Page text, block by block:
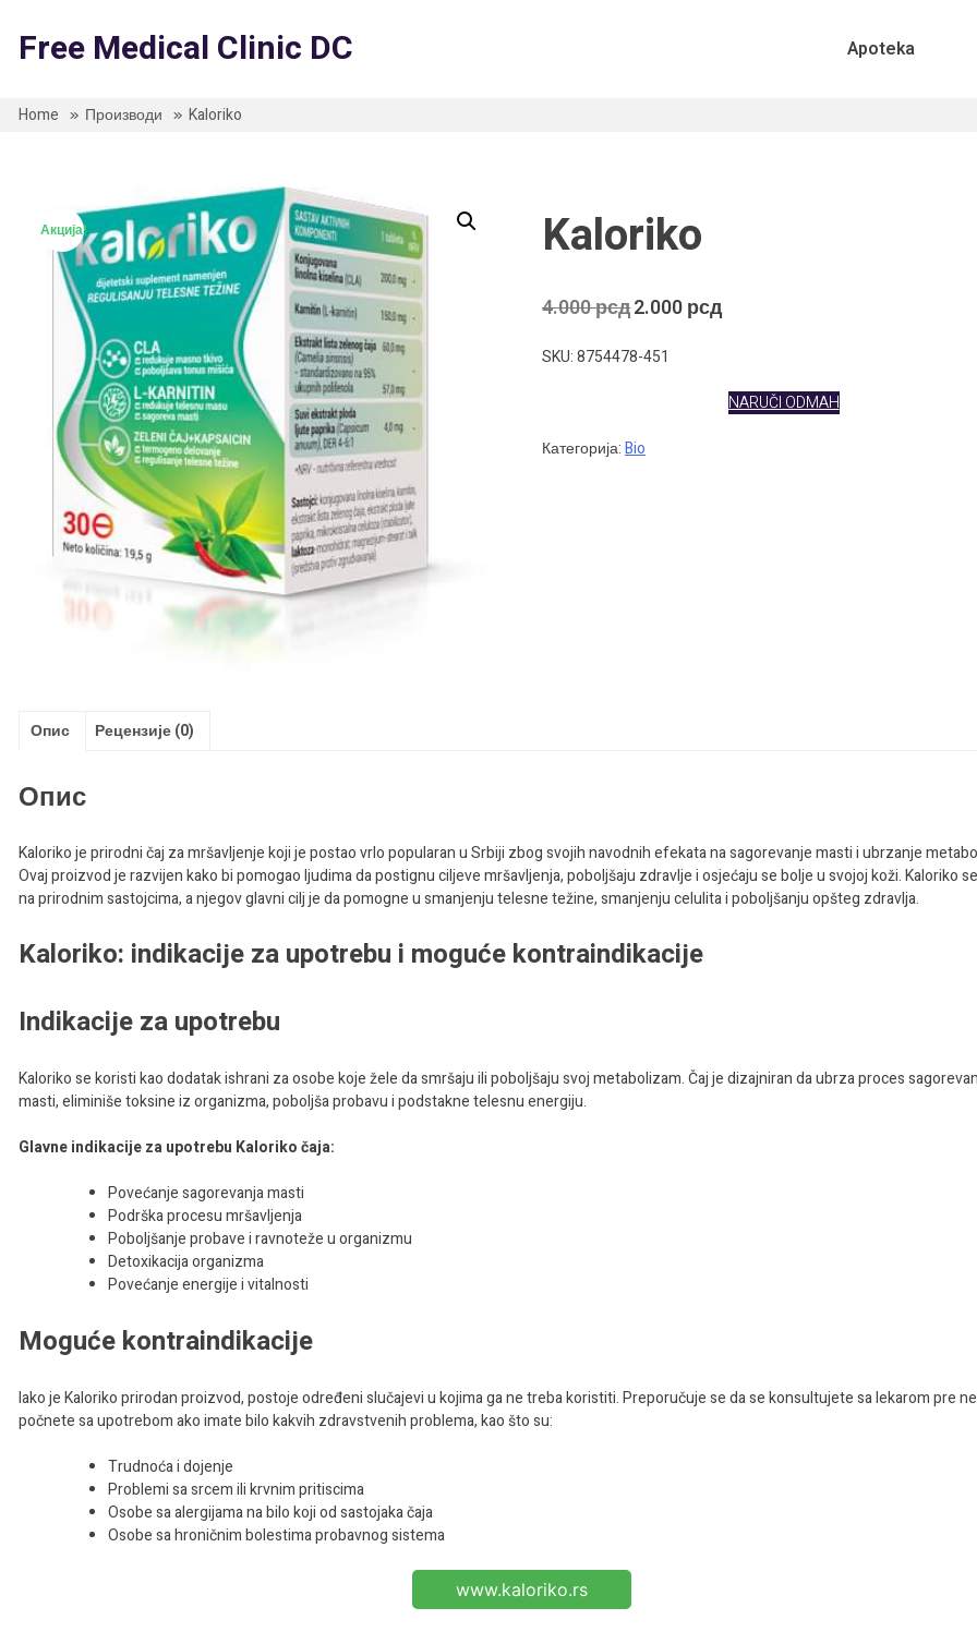
content
Free Medical Clinic DC Apoteka
Home Производи Kaloriko
Акција! Kaloriko
4.000рсдОригинална
је
2.000рсд
цена
SKU: 8754478-451
NARUČI ODMAH
Категорија:Bio
Опис Рецензије (0)
Опис
Kaloriko je prirodni čaj za mršavljenje koji je postao vrlo popularan u Srbiji zbog svojih navodnih efekata na sagorevanje masti i ubrzanje
Ovaj proizvod je razvijen kako bi pomogao ljudima da postignu ciljeve mršavljenja, poboljšaju zdravlje i osjećaju se bolje u svojoj koži. Kaloriko
na prirodnim sastojcima, a njegov glavni cilj je da pomogne u smanjenju telesne težine, smanjenju celulita i poboljšanju opšteg zdravlja.
Kaloriko: indikacije za upotrebu i moguće kontraindikacije
Indikacije za upotrebu
Kaloriko se koristi kao dodatak ishrani za osobe koje žele da smršaju ili poboljšaju svoj metabolizam. Čaj je dizajniran da ubrza proces
masti, eliminiše toksine iz organizma, poboljša probavu i podstakne telesnu energiju.
Glavne indikacije za upotrebu Kaloriko čaja:
Povećanje sagorevanja masti
Podrška procesu mršavljenja
Poboljšanje probave i ravnoteže u organizmu
Detoxikacija organizma
Povećanje energije i vitalnosti
Moguće kontraindikacije
Iako je Kaloriko prirodan proizvod, postoje određeni slučajevi u kojima ga ne treba koristiti. Preporučuje se da se konsultujete sa lekarom pre
počnete sa upotrebom ako imate bilo kakvih zdravstvenih problema, kao što su:
Trudnoća i dojenje
Problemi sa srcem ili krvnim pritiscima
Osobe sa alergijama na bilo koji od sastojaka čaja
Osobe sa hroničnim bolestima probavnog sistema
www.kaloriko.rs